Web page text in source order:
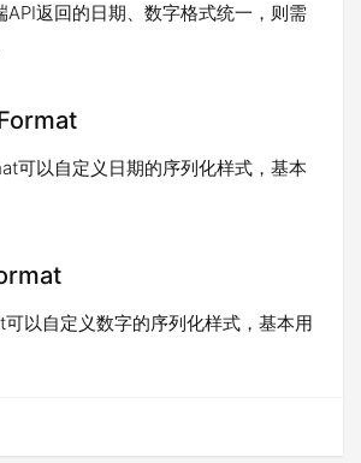
API返回的日期、数字格式统一，则需
可以自定义日期的序列化样式，基本
以自定义数字的序列化样式，基本用